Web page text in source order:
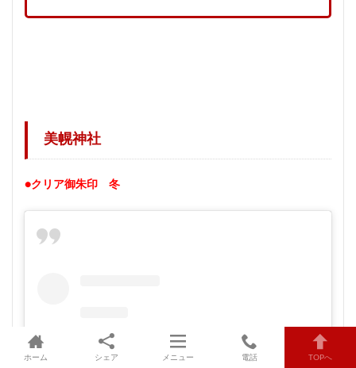
美幌神社
●クリア御朱印 冬
ホーム シェア メニュー 電話 TOPへ